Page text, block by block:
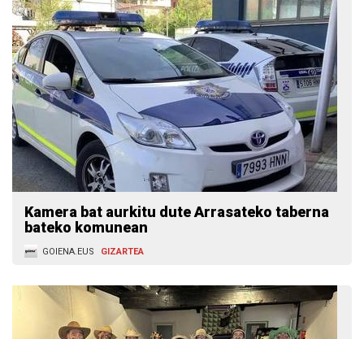
Kamera bat aurkitu dute Arrasateko taberna
bateko komunean
GOIENA.EUS GIZARTEA